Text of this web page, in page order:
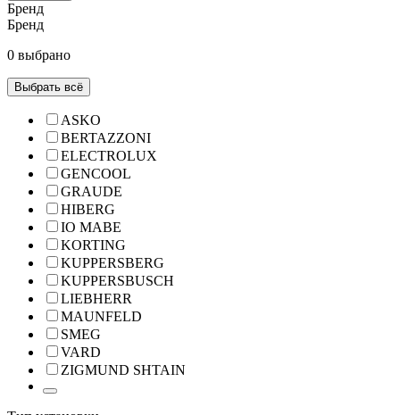
Бренд
Бренд
0 выбрано
Выбрать всё
ASKO
BERTAZZONI
ELECTROLUX
GENCOOL
GRAUDE
HIBERG
IO MABE
KORTING
KUPPERSBERG
KUPPERSBUSCH
LIEBHERR
MAUNFELD
SMEG
VARD
ZIGMUND SHTAIN